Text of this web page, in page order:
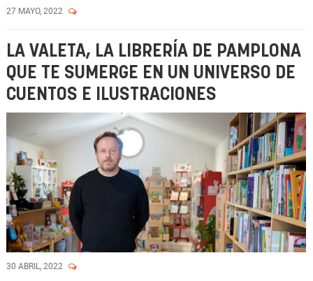
27 MAYO, 2022
LA VALETA, LA LIBRERÍA DE PAMPLONA
QUE TE SUMERGE EN UN UNIVERSO DE
CUENTOS E ILUSTRACIONES
30 ABRIL, 2022